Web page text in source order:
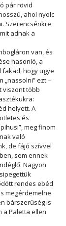
pár rövid
ahol nyolc
Szerencsénkre
adnak a
van, és
hasonló, a
hogy ugye
„nassolni” ezt –
viszont több
helyett. A
és
meg finom
való
de fájó szívvel
sem ennek
Nagyon
rendes ebéd
megérdemelne
bárszerűség is
a Paletta ellen